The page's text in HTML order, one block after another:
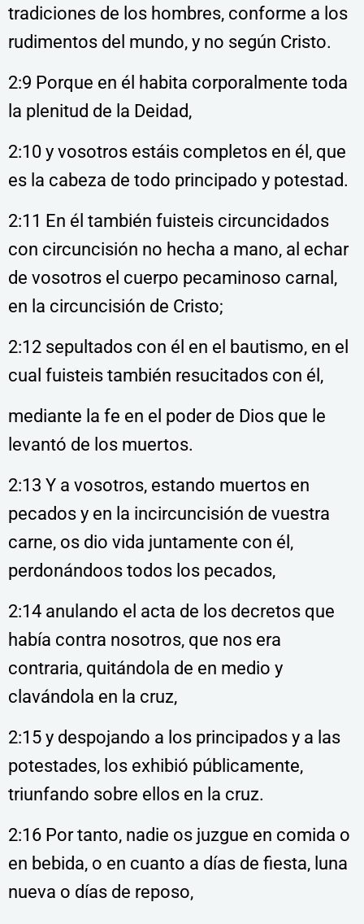
tradiciones de los hombres, conforme a los
rudimentos del mundo, y no según Cristo.
2:9 Porque en él habita corporalmente toda
la plenitud de la Deidad,
2:10 y vosotros estáis completos en él, que
es la cabeza de todo principado y potestad.
2:11 En él también fuisteis circuncidados
con circuncisión no hecha a mano, al echar
de vosotros el cuerpo pecaminoso carnal,
en la circuncisión de Cristo;
2:12 sepultados con él en el bautismo, en el
cual fuisteis también resucitados con él,
mediante la fe en el poder de Dios que le
levantó de los muertos.
2:13 Y a vosotros, estando muertos en
pecados y en la incircuncisión de vuestra
carne, os dio vida juntamente con él,
perdonándoos todos los pecados,
2:14 anulando el acta de los decretos que
había contra nosotros, que nos era
contraria, quitándola de en medio y
clavándola en la cruz,
2:15 y despojando a los principados y a las
potestades, los exhibió públicamente,
triunfando sobre ellos en la cruz.
2:16 Por tanto, nadie os juzgue en comida o
en bebida, o en cuanto a días de fiesta, luna
nueva o días de reposo,